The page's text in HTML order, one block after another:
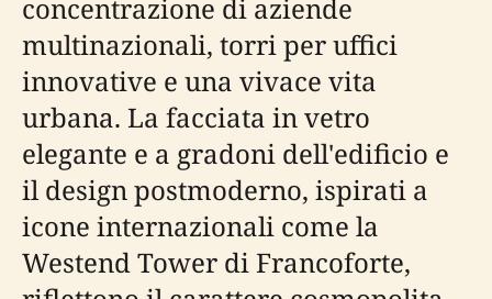
concentrazione di aziende
multinazionali, torri per uffici
innovative e una vivace vita
urbana. La facciata in vetro
elegante e a gradoni dell'edificio e
il design postmoderno, ispirati a
icone internazionali come la
Westend Tower di Francoforte,